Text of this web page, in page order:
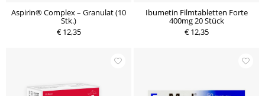
Aspirin® Complex – Granulat (10
Stk.)
€ 12,35
Ibumetin Filmtabletten Forte
400mg 20 Stück
€ 12,35